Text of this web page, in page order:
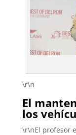
\r\n
El
los
\r\nEl profesor